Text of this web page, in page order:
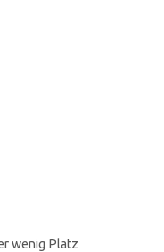
wenig Platz